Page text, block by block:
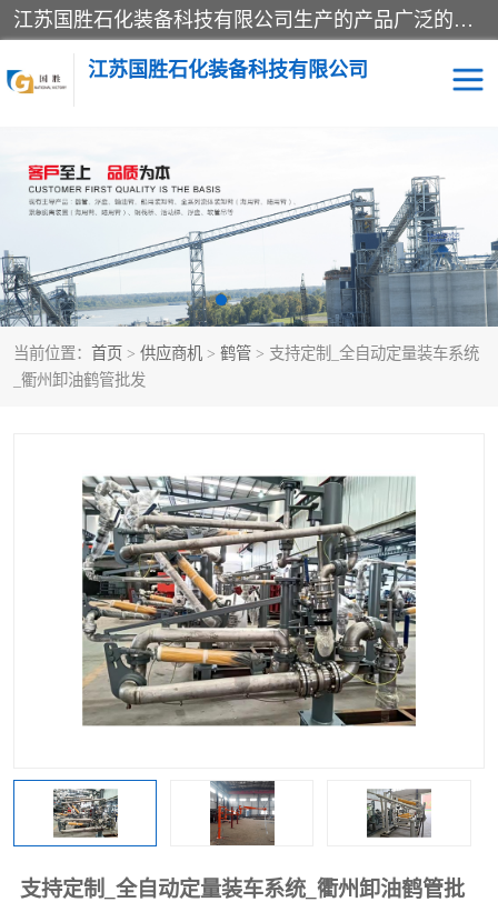
江苏国胜石化装备科技有限公司生产的产品广泛的应用于石油、石化等行业中，产品种类齐全，其中包括装卸鹤管、汽车鹤管、火车鹤管、装车鹤管、卸车鹤管、上装鹤管、下装鹤管、lng鹤管、发油鹤管、液氨鹤管、液化气鹤管等，我们生产的产品质量上乘，价格实惠，服务好，买鹤管就到国胜石化装备！
江苏国胜石化装备科技有限公司
当前位置： 首页 > 供应商机 > 鹤管 > 支持定制_全自动定量装车系统
_衢州卸油鹤管批发
支持定制_全自动定量装车系统_衢州卸油鹤管批
输油臂 鹤管活动梯